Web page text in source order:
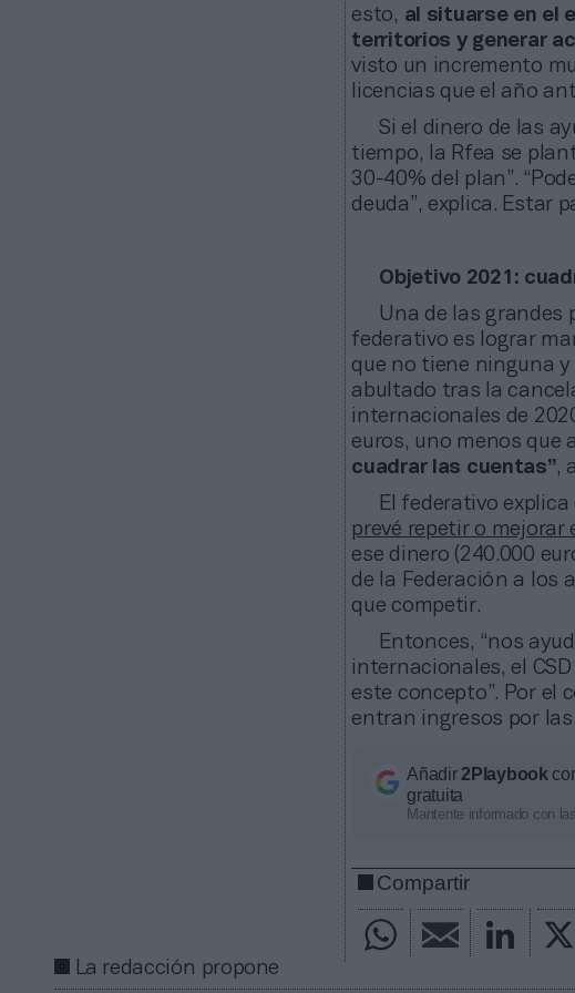
esto, al situarse en el
territorios y generar
visto un incremento
licencias que el año
Si el dinero de las
tiempo, la Rfea se
30-40% del plan”.
deuda”, explica. Estar
Objetivo 2021:
Una de las grandes
federativo es lograr
que no tiene ninguna
abultado tras la
internacionales de
euros, uno menos que
cuadrar las cuentas”,
El federativo
prevé repetir o mejorar
ese dinero (240.000
de la Federación a los
que competir.
Entonces, “nos
internacionales, el
este concepto”. Por el
entran ingresos por
Añadir2Playbook
gratuita
Mantente informado con
Compartir
La redacción propone